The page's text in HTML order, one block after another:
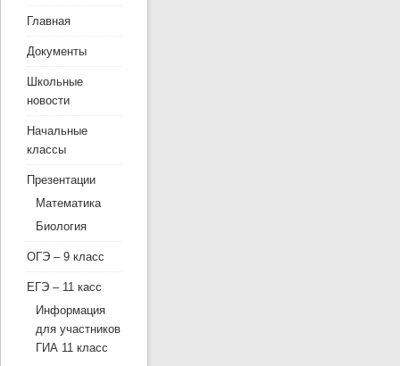
Главная
Документы
Школьные
новости
Начальные
классы
Презентации
Математика
Биология
ОГЭ – 9 класс
ЕГЭ – 11 касс
Информация
для участников
ГИА 11 класс